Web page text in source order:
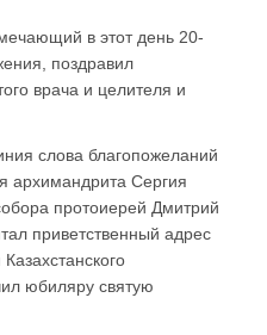
в этот день 20-
поздравил
врача и целителя и
слова благопожеланий
архимандрита Сергия
протоиерей Дмитрий
приветственный адрес
юбиляру святую